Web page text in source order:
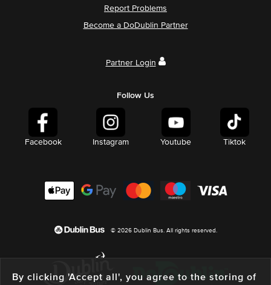
Report Problems
Become a DoDublin Partner
Partner Login
Follow Us
Facebook Instagram Youtube Tiktok
© 2026 Dublin Bus. All rights reserved.
By clicking 'Accept all', you agree to the storing of